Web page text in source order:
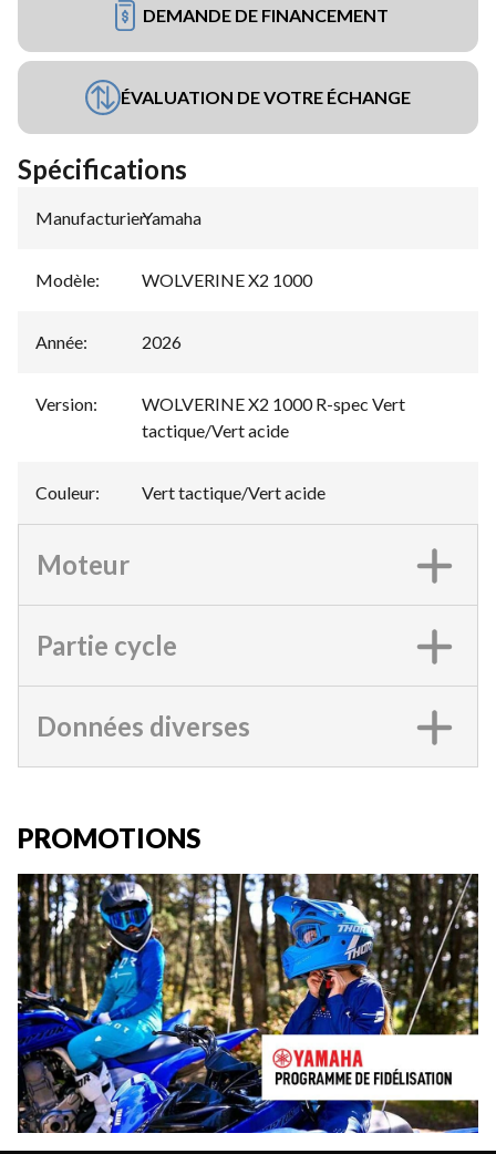
DEMANDE DE FINANCEMENT
ÉVALUATION DE VOTRE ÉCHANGE
Spécifications
Manufacturier:
Yamaha
Modèle: WOLVERINE X2 1000
Année: 2026
Version:
WOLVERINE X2 1000 R-spec Vert
tactique/Vert acide
Couleur: Vert tactique/Vert acide
Moteur
Partie cycle
Données diverses
PROMOTIONS